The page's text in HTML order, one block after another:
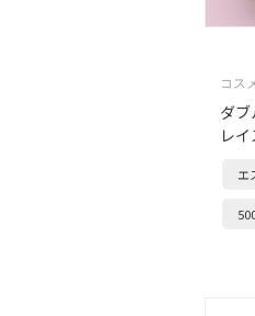
コス
ダブ
レ
エ